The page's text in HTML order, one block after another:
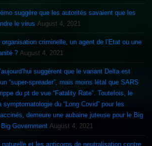
suggère que les autorités savaient que les
le virus August 4, 2021
criminelle, un agent de l’Etat ou une
? August 4, 2021
suggèrent que le variant Delta est
“super-spreader”, mais moins létal que SARS
du pt de vue “Fatality Rate”. Toutefois, le
du “Long Covid” pour les
demeure une aubaine juteuse pour le Big
Government August 4, 2021
naturelle et les anticorps de neutralisation contre